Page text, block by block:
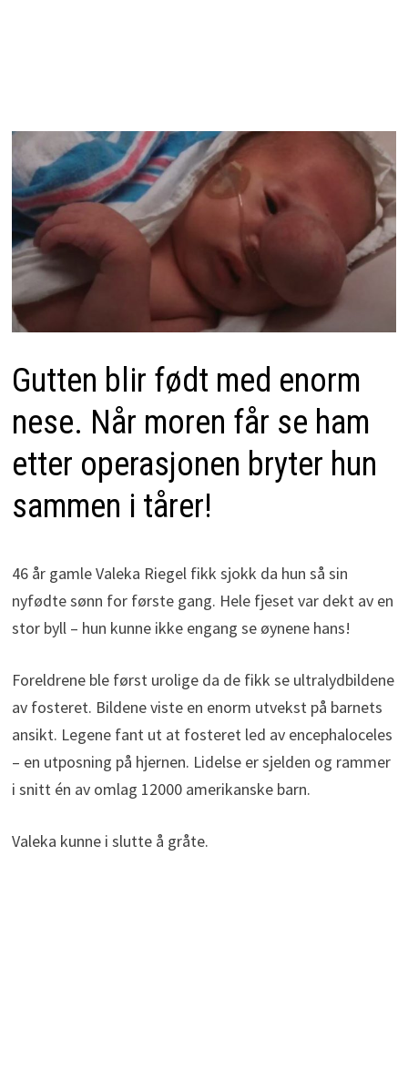
Gutten blir født med enorm
nese. Når moren får se ham
etter operasjonen bryter hun
sammen i tårer!
46 år gamle Valeka Riegel fikk sjokk da hun så sin
nyfødte sønn for første gang. Hele fjeset var dekt av en
stor byll – hun kunne ikke engang se øynene hans!
Foreldrene ble først urolige da de fikk se ultralydbildene
av fosteret. Bildene viste en enorm utvekst på barnets
ansikt. Legene fant ut at fosteret led av encephaloceles
– en utposning på hjernen. Lidelse er sjelden og rammer
i snitt én av omlag 12000 amerikanske barn.
Valeka kunne i slutte å gråte.